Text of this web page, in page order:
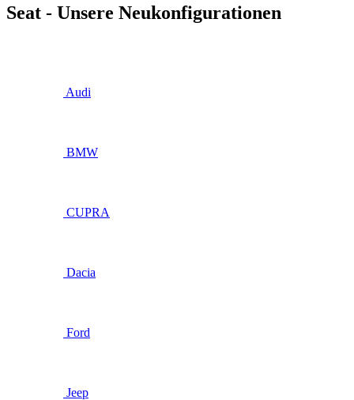
Seat - Unsere Neukonfigurationen
Audi
BMW
CUPRA
Dacia
Ford
Jeep